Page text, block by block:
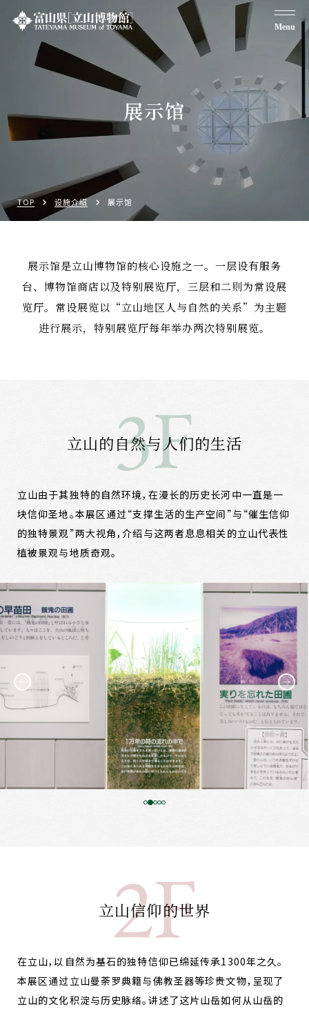
Menu
展示馆
TOP 设施介绍 展示馆
展示馆是立山博物馆的核心设施之一。一层设有服务
台、博物馆商店以及特别展览厅，三层和二则为常设展
览厅。常设展览以“立山地区人与自然的关系”为主题
进行展示，特别展览厅每年举办两次特别展览。
立山的自然与人们的生活
立山由于其独特的自然环境，在漫长的历史长河中一直是一
块信仰圣地。本展区通过“支撑生活的生产空间”与“催生信仰
的独特景观”两大视角，介绍与这两者息息相关的立山代表性
植被景观与地质奇观。
立山信仰的世界
在立山，以自然为基石的独特信仰已绵延传承1300年之久。
本展区通过立山曼荼罗典籍与佛教圣器等珍贵文物，呈现了
立山的文化积淀与历史脉络。讲述了这片山岳如何从山岳的